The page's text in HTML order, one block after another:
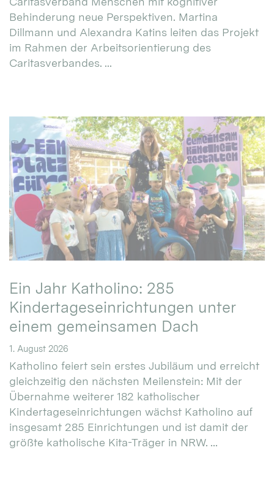
Behinderung neue Perspektiven. Martina
Dillmann und Alexandra Katins leiten das Projekt
im Rahmen der Arbeitsorientierung des
Caritasverbandes. ...
Ein Jahr Katholino: 285
Kindertageseinrichtungen unter
einem gemeinsamen Dach
1. August 2026
Katholino feiert sein erstes Jubiläum und erreicht
gleichzeitig den nächsten Meilenstein: Mit der
Übernahme weiterer 182 katholischer
Kindertageseinrichtungen wächst Katholino auf
insgesamt 285 Einrichtungen und ist damit der
größte katholische Kita-Träger in NRW. ...